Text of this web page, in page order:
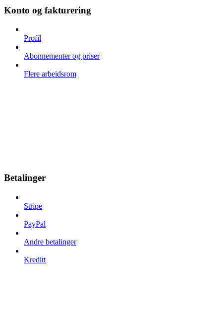
Konto og fakturering
Profil
Abonnementer og priser
Flere arbeidsrom
Betalinger
Stripe
PayPal
Andre betalinger
Kreditt